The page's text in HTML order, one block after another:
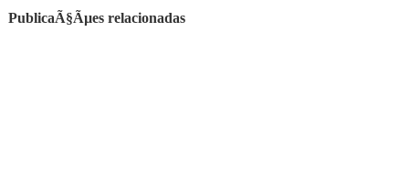
PublicaÃ§Ãµes relacionadas